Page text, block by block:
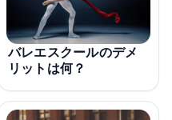
バレエスクールのデメ
リットは何？